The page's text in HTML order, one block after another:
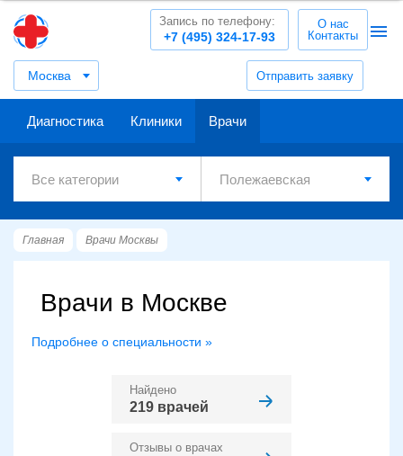
Москва Отправить заявку
+7 (495) 324-17-93
Запись по телефону:
О нас
Контакты
Диагностика Клиники Врачи
Главная Врачи Москвы
Врачи в Москве
Подробнее о специальности »
Найдено
219 врачей
Отзывы о врачах